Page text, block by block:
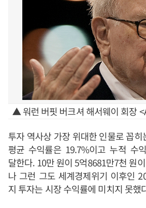
▲ 워런 버핏 버크셔 해서웨이 회장
투자 역사상 가장 위대한 인물로 꼽히
평균 수익률은 19.7%이고 누적 수
달한다. 10만 원이 5억8681만7천 원
나 그런 그도 세계경제위기 이후인
지 투자는 시장 수익률에 미치지 못했